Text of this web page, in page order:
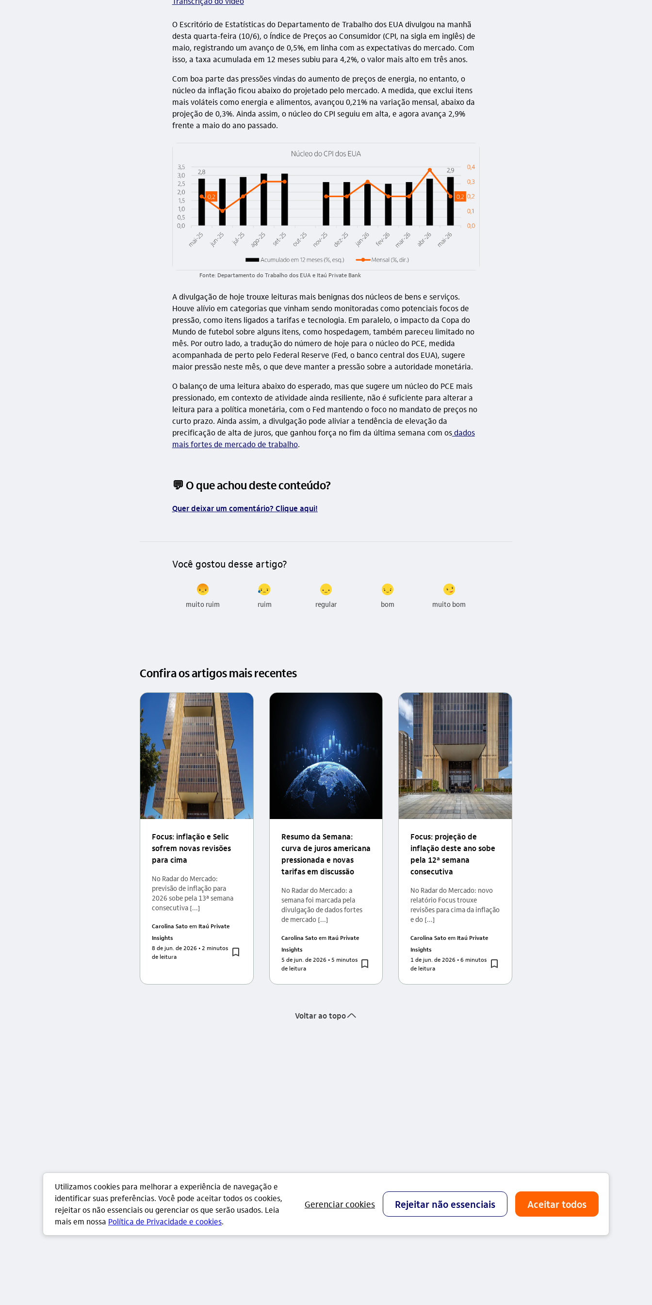
O Escritório de Estatísticas do Departamento de Trabalho dos EUA divulgou na manhã
desta quarta-feira (10/6), o Índice de Preços ao Consumidor (CPI, na sigla em inglês) de
maio, registrando um avanço de 0,5%, em linha com as expectativas do mercado. Com
isso, a taxa acumulada em 12 meses subiu para 4,2%, o valor mais alto em três anos.
Com boa parte das pressões vindas do aumento de preços de energia, no entanto, o
núcleo da inflação ficou abaixo do projetado pelo mercado. A medida, que exclui itens
mais voláteis como energia e alimentos, avançou 0,21% na variação mensal, abaixo da
projeção de 0,3%. Ainda assim, o núcleo do CPI seguiu em alta, e agora avança 2,9%
frente a maio do ano passado.
Fonte: Departamento do Trabalho dos EUA e Itaú Private Bank
A divulgação de hoje trouxe leituras mais benignas dos núcleos de bens e serviços.
Houve alívio em categorias que vinham sendo monitoradas como potenciais focos de
pressão, como itens ligados a tarifas e tecnologia. Em paralelo, o impacto da Copa do
Mundo de futebol sobre alguns itens, como hospedagem, também pareceu limitado no
mês. Por outro lado, a tradução do número de hoje para o núcleo do PCE, medida
acompanhada de perto pelo Federal Reserve (Fed, o banco central dos EUA), sugere
maior pressão neste mês, o que deve manter a pressão sobre a autoridade monetária.
O balanço de uma leitura abaixo do esperado, mas que sugere um núcleo do PCE mais
pressionado, em contexto de atividade ainda resiliente, não é suficiente para alterar a
leitura para a política monetária, com o Fed mantendo o foco no mandato de preços no
curto prazo. Ainda assim, a divulgação pode aliviar a tendência de elevação da
precificação de alta de juros, que ganhou força no fim da última semana com osdados
mais fortes de mercado de trabalho.
💬 O que achou deste conteúdo?
Quer deixar um comentário? Clique aqui!
Você gostou desse artigo?
muito ruim ruim regular bom muito bom
Confira os artigos mais recentes
Focus: inflação e Selic
sofrem novas revisões
para cima
No Radar do Mercado:
previsão de inflação para
2026 sobe pela 13ª semana
consecutiva [...]
Carolina Satoem Itaú Private
Insights
8 de jun. de 2026 • 2 minutos
de leitura
Resumo da Semana:
curva de juros americana
pressionada e novas
tarifas em discussão
No Radar do Mercado: a
semana foi marcada pela
divulgação de dados fortes
de mercado [...]
Carolina Satoem Itaú Private
Insights
5 de jun. de 2026 • 5 minutos
de leitura
Focus: projeção de
inflação deste ano sobe
pela 12ª semana
consecutiva
No Radar do Mercado: novo
relatório Focus trouxe
revisões para cima da inflação
e do [...]
Carolina Satoem Itaú Private
Insights
1 de jun. de 2026 • 6 minutos
de leitura
Voltar ao toposeta_cima